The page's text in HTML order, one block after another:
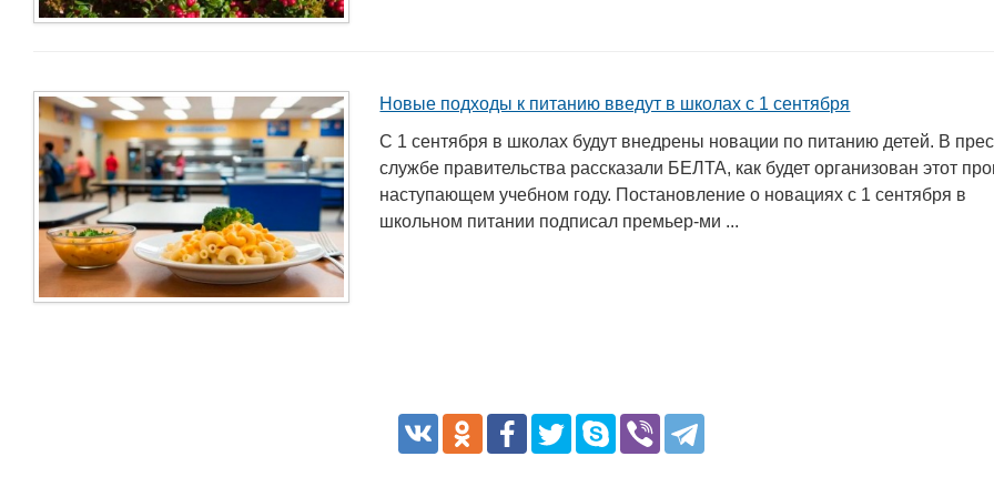
Новые подходы к питанию введут в школах с 1 сентября
С 1 сентября в школах будут внедрены новации по питанию детей. В
службе правительства рассказали БЕЛТА, как будет организован этот
наступающем учебном году. Постановление о новациях с 1 сентября в
школьном питании подписал премьер-ми ...